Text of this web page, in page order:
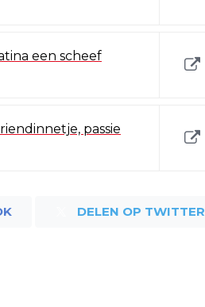
een scheef
passie
DELEN OP TWITTER